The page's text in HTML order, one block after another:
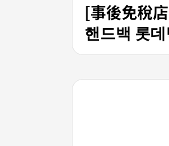
[事後免稅
핸드백 롯